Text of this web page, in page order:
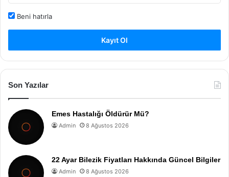
Beni hatırla
Kayıt Ol
Son Yazılar
Emes Hastalığı Öldürür Mü?
Admin 8 Ağustos 2026
22 Ayar Bilezik Fiyatları Hakkında Güncel Bilgiler
Admin 8 Ağustos 2026